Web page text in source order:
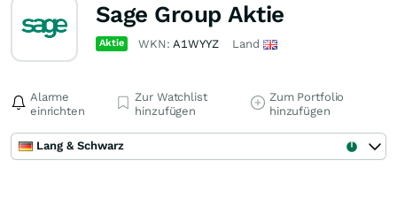
Sage Group Aktie
Aktie WKN:A1WYYZ Land
Alarme
einrichten
Zur Watchlist
hinzufügen
Zum Portfolio
hinzufügen
Lang & Schwarz